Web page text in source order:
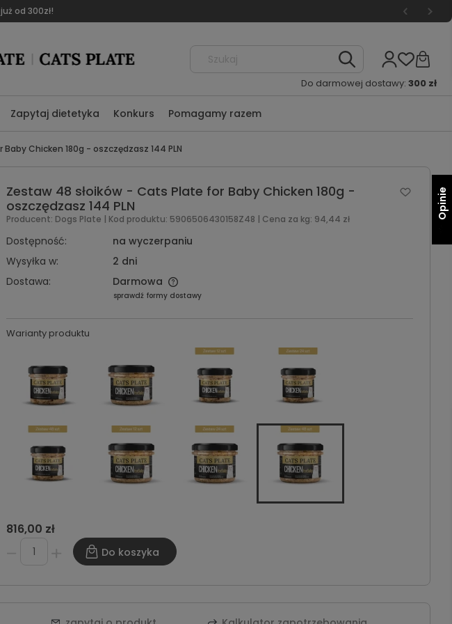
od 300zł!
Do darmowej dostawy: 300 zł
Zapytaj dietetyka Konkurs Pomagamy razem
Chicken 180g - oszczędzasz 144 PLN
Zestaw 48 słoików - Cats Plate for Baby Chicken 180g -
oszczędzasz 144 PLN
Producent: Dogs Plate | Kod produktu: 5906506430158Z48 | Cena za kg: 94,44 zł
Dostępność:
na wyczerpaniu
Wysyłka w:
2 dni
Dostawa:
Darmowa
sprawdź formy dostawy
Warianty produktu
816,00 zł
Do koszyka
Opinie